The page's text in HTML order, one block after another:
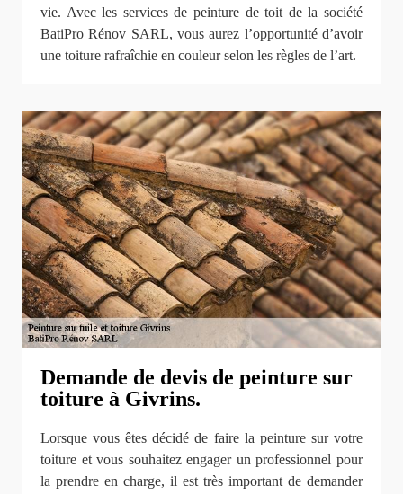
vie. Avec les services de peinture de toit de la société
BatiPro Rénov SARL, vous aurez l’opportunité d’avoir
une toiture rafraîchie en couleur selon les règles de l’art.
Demande de devis de peinture sur
toiture à Givrins.
Lorsque vous êtes décidé de faire la peinture sur votre
toiture et vous souhaitez engager un professionnel pour
la prendre en charge, il est très important de demander